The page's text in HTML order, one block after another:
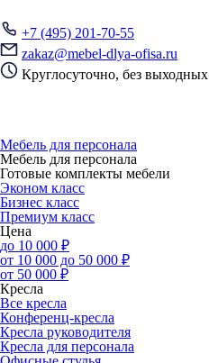
+7 (495) 201-70-55
zakaz@mebel-dlya-ofisa.ru
Круглосуточно, без выходных
Мебель для персонала
Мебель для персонала
Готовые комплекты мебели
Эконом класс
Бизнес класс
Премиум класс
Цена
до 10 000 ₽
от 10 000 до 50 000 ₽
от 50 000 ₽
Кресла
Все кресла
Конференц-кресла
Кресла руководителя
Кресла для персонала